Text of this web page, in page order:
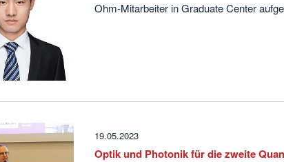
Ohm-Mitarbeiter in Graduate Center
19.05.2023
Optik und Photonik für die zweite